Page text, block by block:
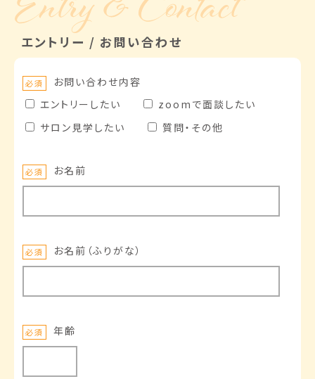
エントリー / お問い合わせ
お問い合わせ内容
必須
エントリーしたい
zoomで面談したい
サロン見学したい
質問・その他
お名前
必須
お名前（ふりがな）
必須
年齢
必須